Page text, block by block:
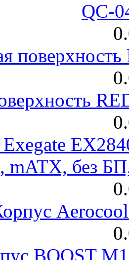
QC-
mATX, без
BOOST